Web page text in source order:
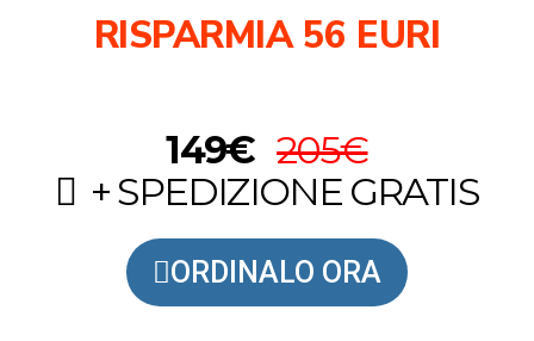
RISPARMIA 56 EURI
149€ 205€
+ SPEDIZIONE GRATIS
ORDINALO ORA